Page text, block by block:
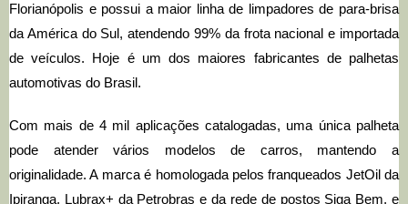
Florianópolis e possui a maior linha de limpadores de para-brisa
da América do Sul, atendendo 99% da frota nacional e importada
de veículos. Hoje é um dos maiores fabricantes de palhetas
automotivas do Brasil.
Com mais de 4 mil aplicações catalogadas, uma única palheta
pode atender vários modelos de carros, mantendo a
originalidade. A marca é homologada pelos franqueados JetOil da
Ipiranga, Lubrax+ da Petrobras e da rede de postos Siga Bem, e